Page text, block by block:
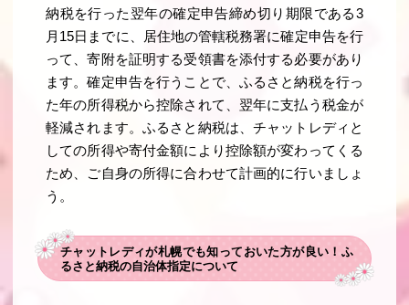
納税を行った翌年の確定申告締め切り期限である3
月15日までに、居住地の管轄税務署に確定申告を行
って、寄附を証明する受領書を添付する必要があり
ます。確定申告を行うことで、ふるさと納税を行っ
た年の所得税から控除されて、翌年に支払う税金が
軽減されます。ふるさと納税は、チャットレディと
しての所得や寄付金額により控除額が変わってくる
ため、ご自身の所得に合わせて計画的に行いましょ
う。
チャットレディが札幌でも知っておいた方が良い！ふ
るさと納税の自治体指定について